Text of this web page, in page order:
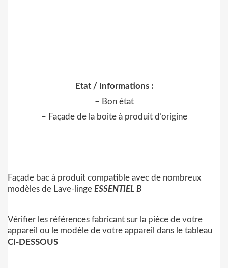
Etat / Informations :
– Bon état
– Façade de la boite à produit d’origine
Façade bac à produit compatible avec de nombreux
modèles de Lave-linge ESSENTIEL B
Vérifier les références fabricant sur la pièce de votre
appareil ou le modèle de votre appareil dans le tableau
CI-DESSOUS